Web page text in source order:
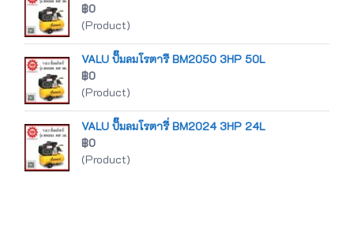
฿0
(Product)
VALU ปั๊มลมโรตารี BM2050 3HP 50L
฿0
(Product)
VALU ปั๊มลมโรตารี่ BM2024 3HP 24L
฿0
(Product)